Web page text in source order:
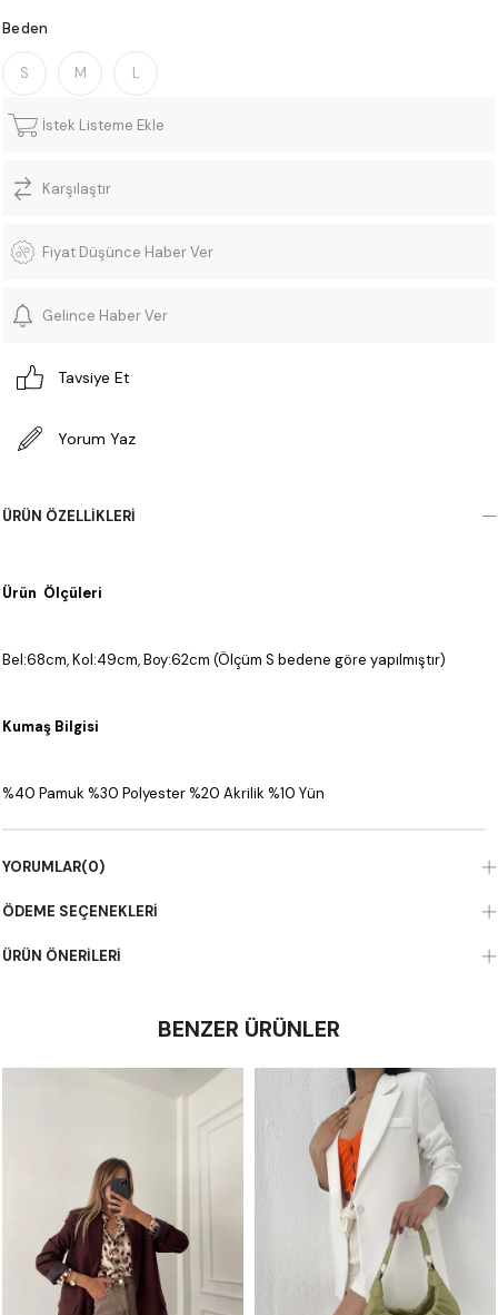
Beden
S M L
İstek Listeme Ekle
Karşılaştır
Fiyat Düşünce Haber Ver
Gelince Haber Ver
Tavsiye Et
Yorum Yaz
ÜRÜN ÖZELLIKLERI
Ürün Ölçüleri
Bel:68cm, Kol:49cm, Boy:62cm (Ölçüm S bedene göre yapılmıştır)
Kumaş Bilgisi
%40 Pamuk %30 Polyester %20 Akrilik %10 Yün
YORUMLAR(0)
ÖDEME SEÇENEKLERI
ÜRÜN ÖNERILERI
BENZER ÜRÜNLER